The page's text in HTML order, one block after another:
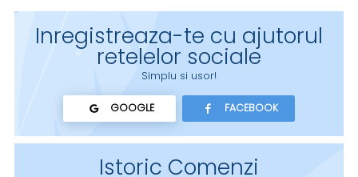
Inregistreaza-te cu ajutorul
retelelor sociale
Simplu si usor!
GOOGLE FACEBOOK
Istoric Comenzi